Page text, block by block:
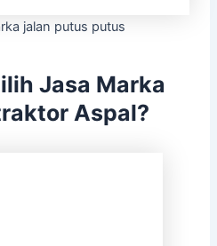
jalan putus putus
Jasa Marka
Aspal?